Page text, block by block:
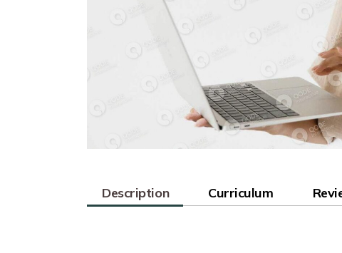
Description Curriculum